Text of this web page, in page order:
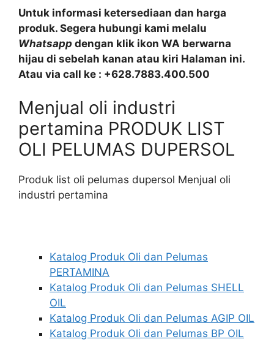
Untuk informasi ketersediaan dan harga
produk. Segera hubungi kami melalu
Whatsapp dengan klik ikon WA berwarna
hijau di sebelah kanan atau kiri Halaman ini.
Atau via call ke : +628.7883.400.500
Menjual oli industri
pertamina PRODUK LIST
OLI PELUMAS DUPERSOL
Produk list oli pelumas dupersol Menjual oli
industri pertamina
Katalog Produk Oli dan Pelumas
PERTAMINA
Katalog Produk Oli dan Pelumas SHELL
OIL
Katalog Produk Oli dan Pelumas AGIP OIL
Katalog Produk Oli dan Pelumas BP OIL